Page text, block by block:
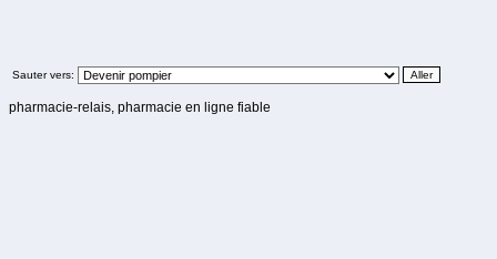
Sauter vers:
pharmacie-relais, pharmacie en ligne fiable